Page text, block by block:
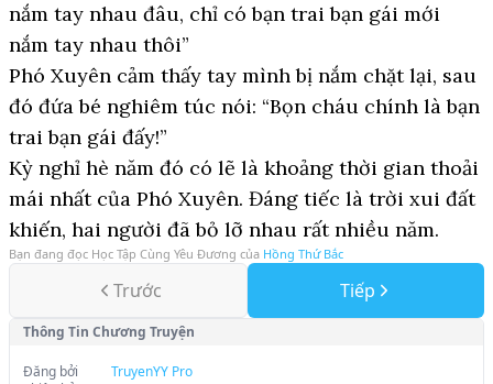
nắm tay nhau đâu, chỉ có bạn trai bạn gái mới
nắm tay nhau thôi”
Phó Xuyên cảm thấy tay mình bị nắm chặt lại, sau
đó đứa bé nghiêm túc nói: “Bọn cháu chính là bạn
trai bạn gái đấy!”
Kỳ nghỉ hè năm đó có lẽ là khoảng thời gian thoải
mái nhất của Phó Xuyên. Đáng tiếc là trời xui đất
khiến, hai người đã bỏ lỡ nhau rất nhiều năm.
Bạn đang đọc Học Tập Cùng Yêu Đương của Hồng Thứ Bắc
Trước Tiếp
Thông Tin Chương Truyện
Đăng bởi
TruyenYY Pro